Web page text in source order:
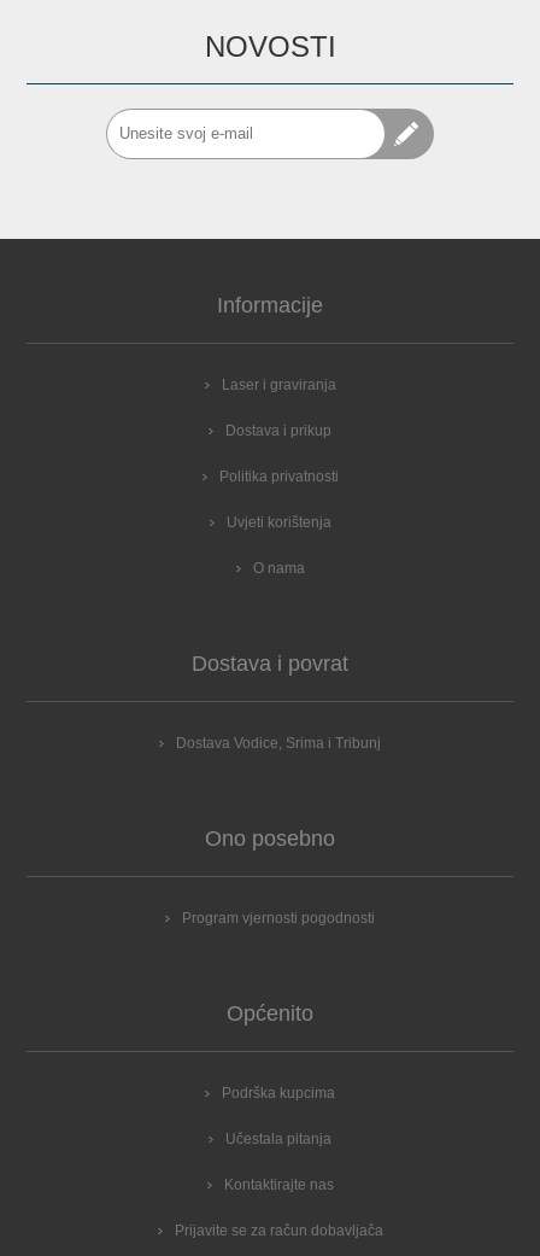
NOVOSTI
Informacije
Laser i graviranja
Dostava i prikup
Politika privatnosti
Uvjeti korištenja
O nama
Dostava i povrat
Dostava Vodice, Srima i Tribunj
Ono posebno
Program vjernosti pogodnosti
Općenito
Podrška kupcima
Učestala pitanja
Kontaktirajte nas
Prijavite se za račun dobavljača